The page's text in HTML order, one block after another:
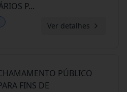
P...
Ver detalhes
PÚBLICO
FINS DE